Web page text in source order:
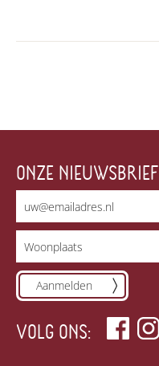
ONZE NIEUWSBRIEF
Aanmelden
VOLG ONS: